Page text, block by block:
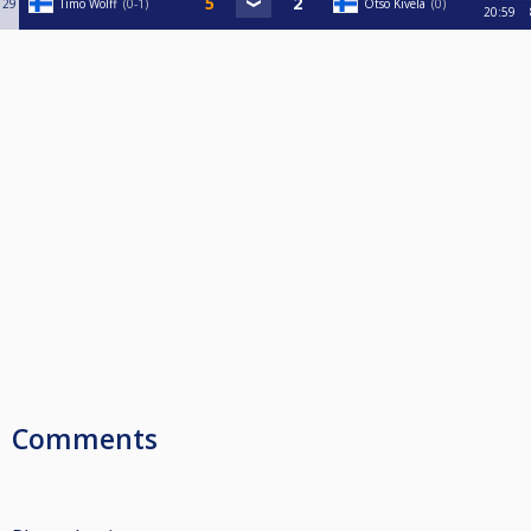
29 Timo Wolff 0-1 Otso Kivelä 0
20:59
Comments